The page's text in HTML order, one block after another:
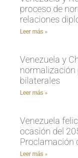
proceso de
relaciones
Leer más »
Venezuela y
normalización
bilaterales
Leer más »
Venezuela
ocasión del
Proclamación
Leer más »